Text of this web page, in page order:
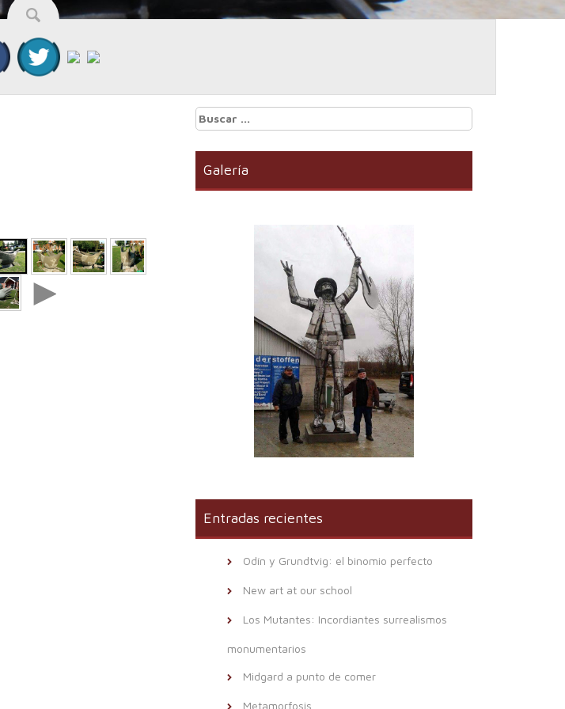
►
Buscar:
Galería
Entradas recientes
Odín y Grundtvig: el binomio perfecto
New art at our school
Los Mutantes: Incordiantes surrealismos
monumentarios
Midgard a punto de comer
Metamorfosis